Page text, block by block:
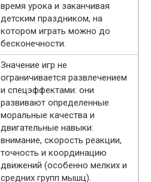
время урока и заканчивая
детским праздником, на
котором играть можно до
бесконечности.
Значение игр не
ограничивается развлечением
и спецэффектами: они
развивают определенные
моральные качества и
двигательные навыки:
внимание, скорость реакции,
точность и координацию
движений (особенно мелких и
средних групп мышц).